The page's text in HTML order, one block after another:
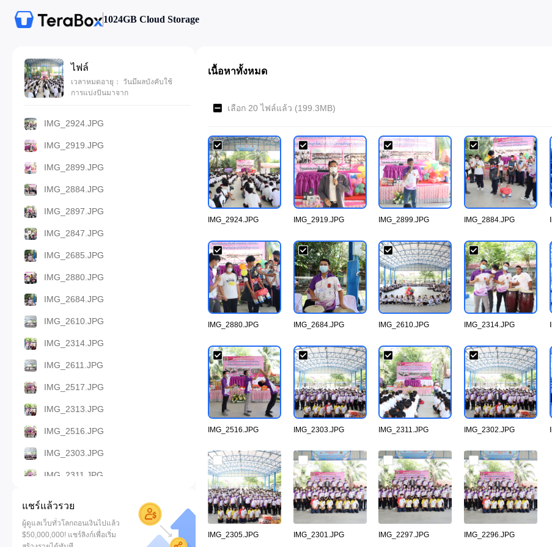
1024GB Cloud Storage
ไฟล์
เวลาหมดอายุ： วันมีผลบังคับใช้
การแบ่งปันมาจาก
IMG_2924.JPG
IMG_2919.JPG
IMG_2899.JPG
IMG_2884.JPG
IMG_2897.JPG
IMG_2847.JPG
IMG_2685.JPG
IMG_2880.JPG
IMG_2684.JPG
IMG_2610.JPG
IMG_2314.JPG
IMG_2611.JPG
IMG_2517.JPG
IMG_2313.JPG
IMG_2516.JPG
IMG_2303.JPG
IMG_2311.JPG
IMG_2300.JPG
IMG_2295.JPG
แชร์แล้วรวย
ผู้ดูแลเว็บทั่วโลกถอนเงินไปแล้ว
$50,000,000! แชร์ลิงก์เพื่อเริ่ม
เนื้อหาทั้งหมด
เลือก 20 ไฟล์แล้ว (199.3MB)
IMG_2924.JPG IMG_2919.JPG IMG_2899.JPG IMG_2884.JPG
IMG_2880.JPG IMG_2684.JPG IMG_2610.JPG IMG_2314.JPG
IMG_2516.JPG IMG_2303.JPG IMG_2311.JPG IMG_2302.JPG
IMG_2305.JPG IMG_2301.JPG IMG_2297.JPG IMG_2296.JPG